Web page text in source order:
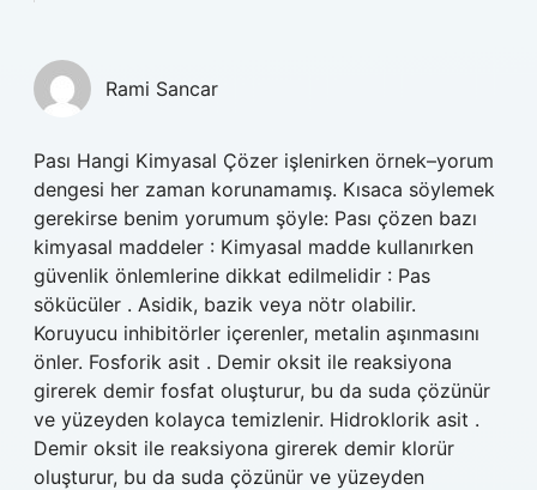
Rami Sancar
Pası Hangi Kimyasal Çözer işlenirken örnek–yorum
dengesi her zaman korunamamış. Kısaca söylemek
gerekirse benim yorumum şöyle: Pası çözen bazı
kimyasal maddeler : Kimyasal madde kullanırken
güvenlik önlemlerine dikkat edilmelidir : Pas
sökücüler . Asidik, bazik veya nötr olabilir.
Koruyucu inhibitörler içerenler, metalin aşınmasını
önler. Fosforik asit . Demir oksit ile reaksiyona
girerek demir fosfat oluşturur, bu da suda çözünür
ve yüzeyden kolayca temizlenir. Hidroklorik asit .
Demir oksit ile reaksiyona girerek demir klorür
oluşturur, bu da suda çözünür ve yüzeyden